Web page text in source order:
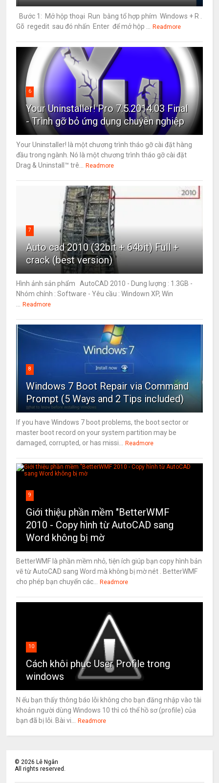
Bước 1: Mở hộp thoại Run bằng tổ hợp phím Windows + R .
Gõ regedit sau đó nhấn Enter để mở hộp ... Readmore
6
Your Uninstaller! Pro 7.5.2014.03 Final
- Trình gỡ bỏ ứng dụng chuyên nghiệp
Your Uninstaller! là một chương trình tháo gỡ cài đặt hàng
đầu trong ngành. Nó là một chương trình tháo gỡ cài đặt
Drag & Uninstall™ trê... Readmore
7
Auto cad 2010 (32bit + 64bit) Full +
crack (best version)
Hình ảnh sản phẩm AutoCAD 2010 - Dung lượng : 1.3GB -
Nhóm chính : Software - Yêu cầu : Windown XP, Win
... Readmore
8
Windows 7 Boot Repair via Command
Prompt (5 Ways and 2 Tips included)
If you have Windows 7 boot problems, the boot sector or
master boot record on your system partition may be
damaged, corrupted, or has missi... Readmore
9
Giới thiệu phần mềm "BetterWMF
2010 - Copy hình từ AutoCAD sang
Word không bị mờ
BetterWMF là phần mềm nhỏ, tiện ích giúp bạn copy hình bản
vẽ từ AutoCAD sang Word mà không bị mờ nét . BetterWMF
cho phép bạn chuyển các... Readmore
10
Cách khôi phục User Profile trong
windows
N ếu bạn thấy thông báo lỗi không cho bạn đăng nhập vào tài
khoản người dùng Windows 10 thì có thể hồ sơ (profile) của
bạn đã bị lỗi. Bài vi... Readmore
©2026 Lê Ngân
All rights reserved.